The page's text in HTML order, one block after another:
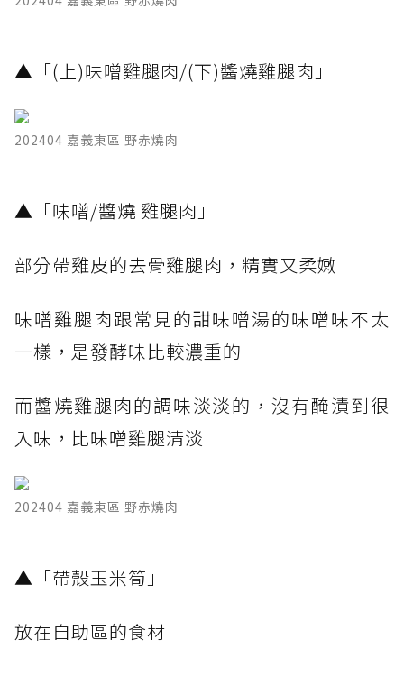
​▲「(上)味噌雞腿肉/(下)醬燒雞腿肉」
202404 嘉義東區 野赤燒肉
​▲「味噌/醬燒 雞腿肉」
部分帶雞皮的去骨雞腿肉，精實又柔嫩
味噌雞腿肉跟常見的甜味噌湯的味噌味不太
一樣，是發酵味比較濃重的
而醬燒雞腿肉的調味淡淡的，沒有醃漬到很
入味，比味噌雞腿清淡
202404 嘉義東區 野赤燒肉
​▲「帶殼玉米筍」
放在自助區的食材